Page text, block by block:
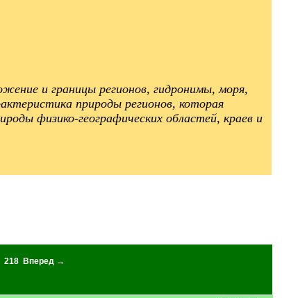
и границы регионов, гидронимы, моря,
природы регионов, которая
физико-географических областей, краев и
218
Вперед →